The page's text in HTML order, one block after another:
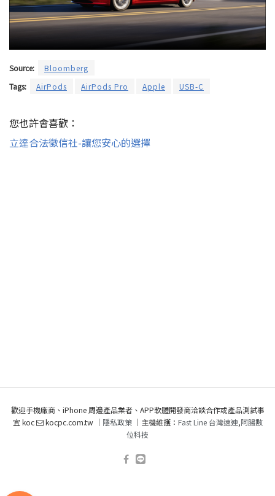
Source:
Bloomberg
Tags:
AirPods AirPods Pro Apple USB-C
您也許會喜歡：
立達合法徵信社-讓您安心的選擇
歡迎手機廠商、iPhone 周邊產品業者、APP軟體開發商洽談合作或產品測試事
宜 koc
kocpc.com.tw ｜ 隱私政策｜主機維護： Fast Line 台灣速連,阿腸數
位科技